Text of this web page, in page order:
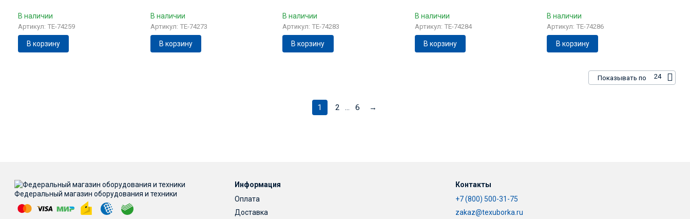
В наличии
Артикул: TE-74259
В корзину
В наличии
Артикул: TE-74273
В корзину
В наличии
Артикул: TE-74283
В корзину
В наличии
Артикул: TE-74284
В корзину
В наличии
Артикул: TE-74286
В корзину
Показывать по 24
1 2 6 →
Федеральный магазин оборудования и техники
Информация
Оплата
Доставка
Контакты
+7 (800) 500-31-75
zakaz@texuborka.ru